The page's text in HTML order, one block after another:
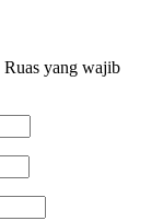
Ruas yang wajib